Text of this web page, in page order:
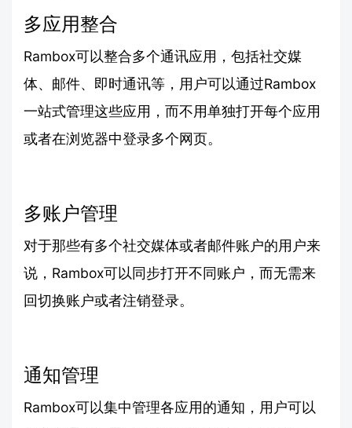
多应用整合
Rambox可以整合多个通讯应用，包括社交媒
体、邮件、即时通讯等，用户可以通过Rambox
一站式管理这些应用，而不用单独打开每个应用
或者在浏览器中登录多个网页。
多账户管理
对于那些有多个社交媒体或者邮件账户的用户来
说，Rambox可以同步打开不同账户，而无需来
回切换账户或者注销登录。
通知管理
Rambox可以集中管理各应用的通知，用户可以